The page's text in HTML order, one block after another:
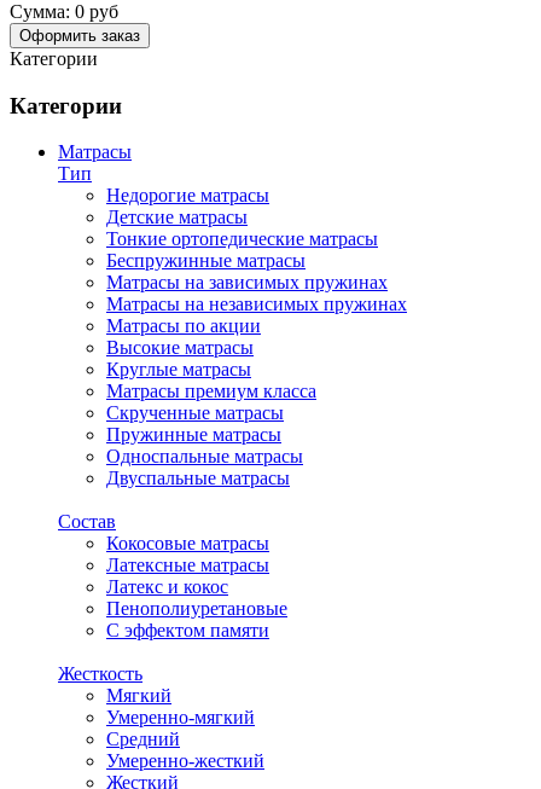
Сумма: 0 руб
Оформить заказ
Категории
Категории
Матрасы
Тип
Недорогие матрасы
Детские матрасы
Тонкие ортопедические матрасы
Беспружинные матрасы
Матрасы на зависимых пружинах
Матрасы на независимых пружинах
Матрасы по акции
Высокие матрасы
Круглые матрасы
Матрасы премиум класса
Скрученные матрасы
Пружинные матрасы
Односпальные матрасы
Двуспальные матрасы
Состав
Кокосовые матрасы
Латексные матрасы
Латекс и кокос
Пенополиуретановые
С эффектом памяти
Жесткость
Мягкий
Умеренно-мягкий
Средний
Умеренно-жесткий
Жесткий